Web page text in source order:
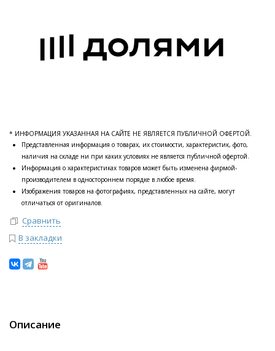
* ИНФОРМАЦИЯ УКАЗАННАЯ НА САЙТЕ НЕ ЯВЛЯЕТСЯ ПУБЛИЧНОЙ ОФЕРТОЙ.
Представленная информация о товарах, их стоимости, характеристик, фото,
наличия на складе ни при каких условиях не является публичной офертой.
Информация о характеристиках товаров может быть изменена фирмой-
производителем в одностороннем порядке в любое время.
Изображения товаров на фотографиях, представленных на сайте, могут
отличаться от оригиналов.
Сравнить
В закладки
Описание